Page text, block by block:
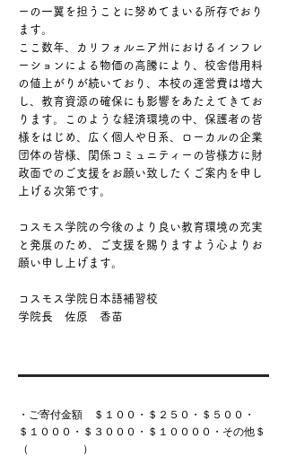
ーの一翼を担うことに努めてまいる所存でおり
ます。
ここ数年、カリフォルニア州におけるインフレ
ーションによる物価の高騰により、校舎借用料
の値上がりが続いており、本校の運営費は増大
し、教育資源の確保にも影響をあたえてきてお
ります。このような経済環境の中、保護者の皆
様をはじめ、広く個人や日系、ローカルの企業
団体の皆様、関係コミュニティーの皆様方に財
政面でのご支援をお願い致したくご案内を申し
上げる次第です。
コスモス学院の今後のより良い教育環境の充実
と発展のため、ご支援を賜りますよう心よりお
願い申し上げます。
コスモス学院日本語補習校
学院長 佐原 香苗
・ご寄付金額 ＄１００・＄２５０・＄５００・
＄１０００・＄３０００・＄１００００・その他＄
（ ）